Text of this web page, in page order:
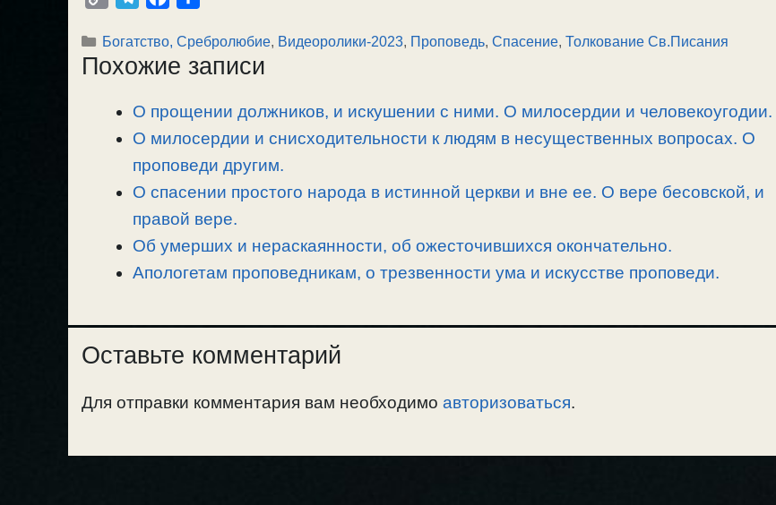
p
y
l
e
r
a
m
c
e
o
o
k
п
р
в
и
т
Рубрики
Богатство, Сребролюбие, Видеоролики-2023, Проповедь, Спасение, Толкование Св.Писания
Похожие записи
О прощении должников, и искушении с ними. О милосердии и человекоугодии.
О милосердии и снисходительности к людям в несущественных вопросах. О
проповеди другим.
О спасении простого народа в истинной церкви и вне ее. О вере бесовской, и
правой вере.
Об умерших и нераскаянности, об ожесточившихся окончательно.
Апологетам проповедникам, о трезвенности ума и искусстве проповеди.
Оставьте комментарий
Для отправки комментария вам необходимо авторизоваться.